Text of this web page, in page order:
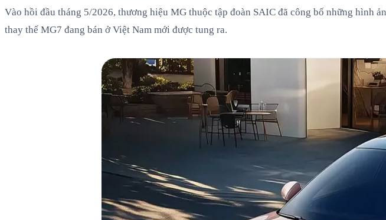
Vào hồi đầu tháng 5/2026, thương hiệu MG thuộc tập đoàn SAIC đã công bố những hình
thay thế MG7 đang bán ở Việt Nam mới được tung ra.